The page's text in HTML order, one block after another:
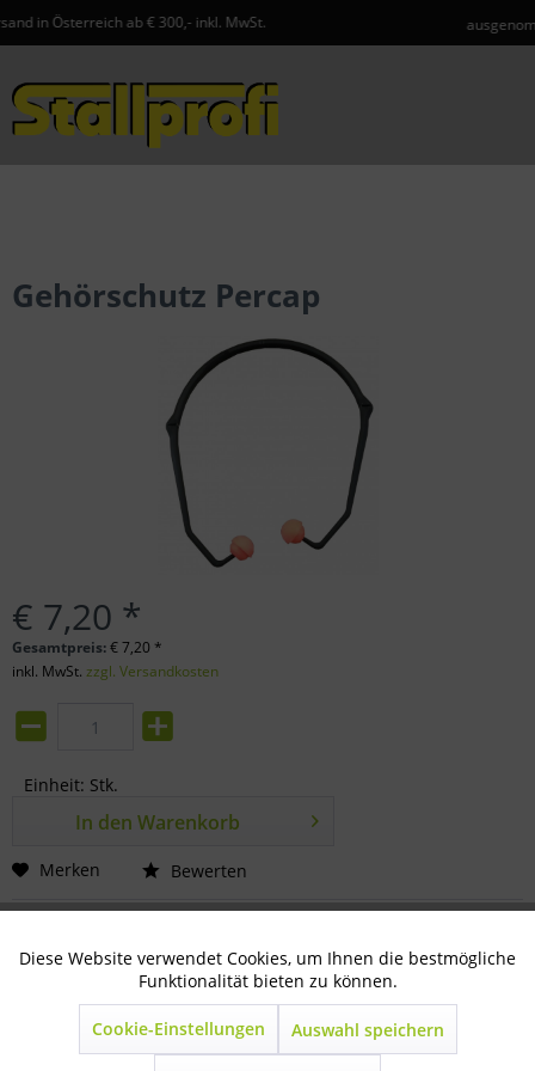
ab € 300,- inkl. MwSt. ausgenommen
Gehörschutz Percap
€ 7,20 *
Gesamtpreis:€7,20 *
inkl. MwSt. zzgl. Versandkosten
Einheit: Stk.
In den Warenkorb
Merken Bewerten
Zusammenklappbarer Bügelgehörschutz
Zusammenklappbarer...mehr
Technisch notwendig Aktiv
Marketing Inaktiv
Diese Website verwendet Cookies, um Ihnen die bestmögliche
Funktionalität bieten zu können.
Cookie-Einstellungen Auswahl speichern